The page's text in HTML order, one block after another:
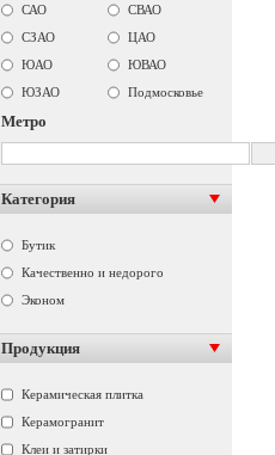
САО
СВАО
СЗАО
ЦАО
ЮАО
ЮВАО
ЮЗАО
Подмосковье
Метро
Категория
Бутик
Качественно и недорого
Эконом
Продукция
Керамическая плитка
Керамогранит
Клеи и затирки